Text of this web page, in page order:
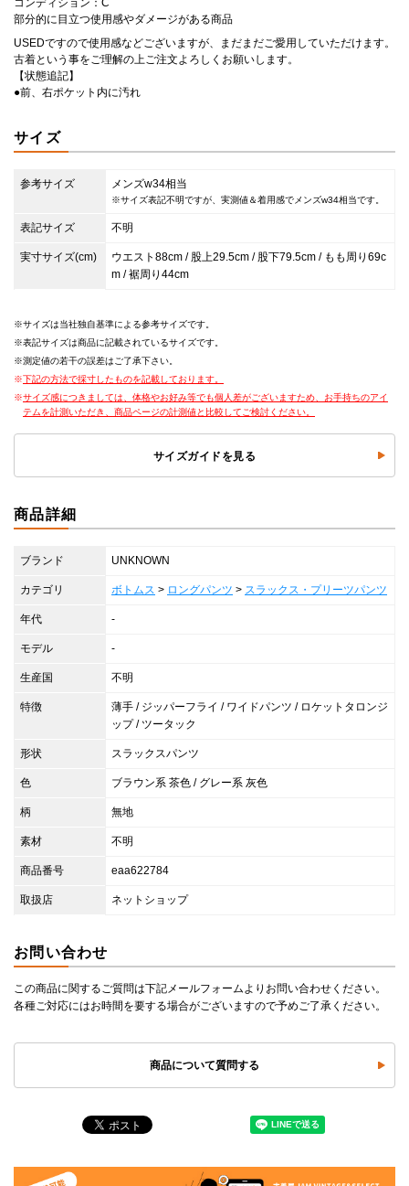
コンディション：C
部分的に目立つ使用感やダメージがある商品
USEDですので使用感などございますが、まだまだご愛用していただけます。
古着という事をご理解の上ご注文よろしくお願いします。
【状態追記】
●前、右ポケット内に汚れ
サイズ
参考サイズ メンズw34相当
※サイズ表記不明ですが、実測値＆着用感でメンズw34相当です。
表記サイズ 不明
実寸サイズ(cm)
ウエスト88cm / 股上29.5cm / 股下79.5cm / もも周り69c
m / 裾周り44cm
サイズは当社独自基準による参考サイズです。
表記サイズは商品に記載されているサイズです。
測定値の若干の誤差はご了承下さい。
下記の方法で採寸したものを記載しております。
サイズ感につきましては、体格やお好み等でも個人差がございますため、お手持ちのアイ
テムを計測いただき、商品ページの計測値と比較してご検討ください。
サイズガイドを見る
商品詳細
ブランド UNKNOWN
カテゴリ ボトムス > ロングパンツ > スラックス・プリーツパンツ
年代 -
モデル -
生産国 不明
特徴
薄手 / ジッパーフライ / ワイドパンツ / ロケットタロンジ
ップ / ツータック
形状 スラックスパンツ
色 ブラウン系 茶色 / グレー系 灰色
柄 無地
素材 不明
商品番号 eaa622784
取扱店 ネットショップ
お問い合わせ
この商品に関するご質問は下記メールフォームよりお問い合わせください。
各種ご対応にはお時間を要する場合がございますので予めご了承ください。
商品について質問する